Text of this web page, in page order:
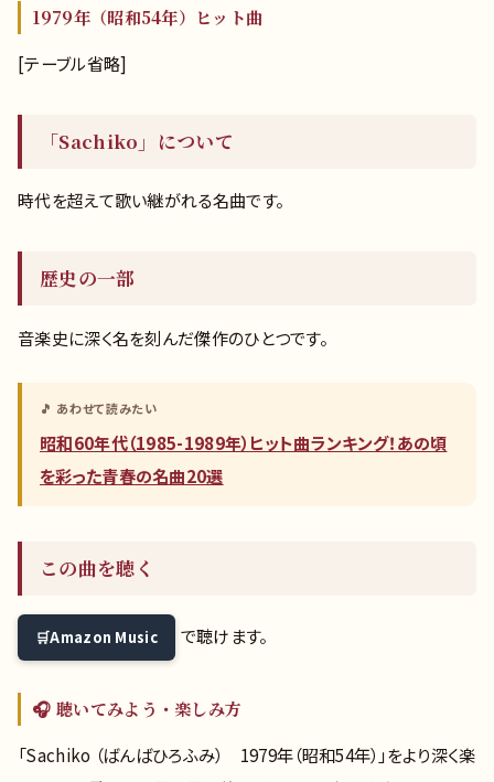
1979年（昭和54年）ヒット曲
[テーブル省略]
「Sachiko」について
時代を超えて歌い継がれる名曲です。
歴史の一部
音楽史に深く名を刻んだ傑作のひとつです。
🎵 あわせて読みたい
昭和60年代（1985-1989年）ヒット曲ランキング！あの頃
を彩った青春の名曲20選
この曲を聴く
Amazon Music で聴けます。
🎧 聴いてみよう・楽しみ方
「Sachiko （ばんばひろふみ） 1979年（昭和54年）」をより深く楽